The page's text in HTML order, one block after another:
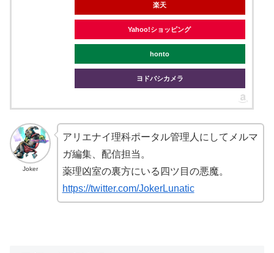
楽天
Yahoo!ショッピング
honto
ヨドバシカメラ
Joker
アリエナイ理科ポータル管理人にしてメルマ
ガ編集、配信担当。
薬理凶室の裏方にいる四ツ目の悪魔。
https://twitter.com/JokerLunatic